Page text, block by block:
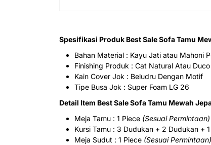
Spesifikasi Produk Best Sale Sofa Tamu
Bahan Material : Kayu Jati atau Mahoni
Finishing Produk : Cat Natural Atau
Kain Cover Jok : Beludru Dengan Motif
Tipe Busa Jok : Super Foam LG 26
Detail Item Best Sale Sofa Tamu Mewah
Meja Tamu : 1 Piece (Sesuai Permintaan)
Kursi Tamu : 3 Dudukan + 2 Dudukan +
Meja Sudut : 1 Piece (Sesuai Permintaan)